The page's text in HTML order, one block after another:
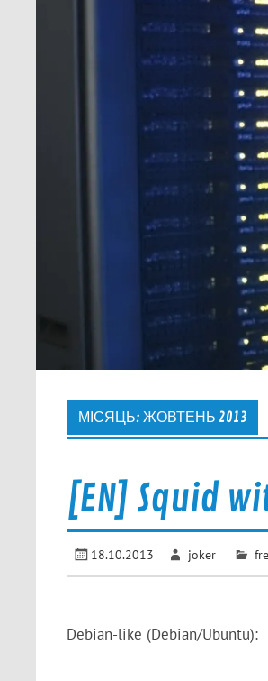
МІСЯЦЬ: ЖОВТЕНЬ 2013
[EN] Squid
18.10.2013 joker
Debian-like (Debian/Ubuntu):